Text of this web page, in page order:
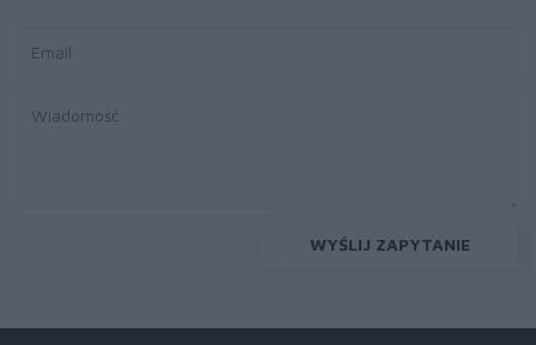
WYŚLIJ ZAPYTANIE